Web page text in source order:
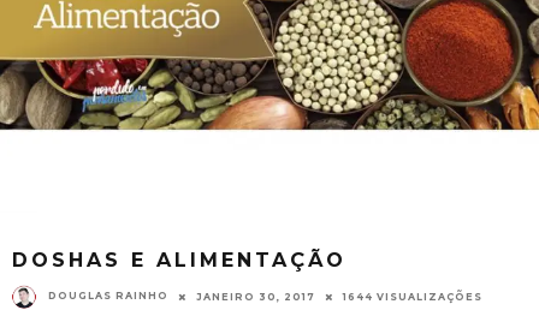
DOSHAS E ALIMENTAÇÃO
DOUGLAS RAINHO JANEIRO 30, 2017 1644 VISUALIZAÇÕES